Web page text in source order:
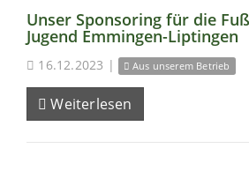
Unser Sponsoring für die
Jugend Emmingen-Liptingen
16.12.2023 | Aus unserem Betrieb
Weiterlesen